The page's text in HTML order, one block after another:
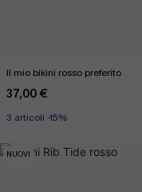
Il mio bikini rosso preferito
37,00 €
3 articoli -15%
NUOVI